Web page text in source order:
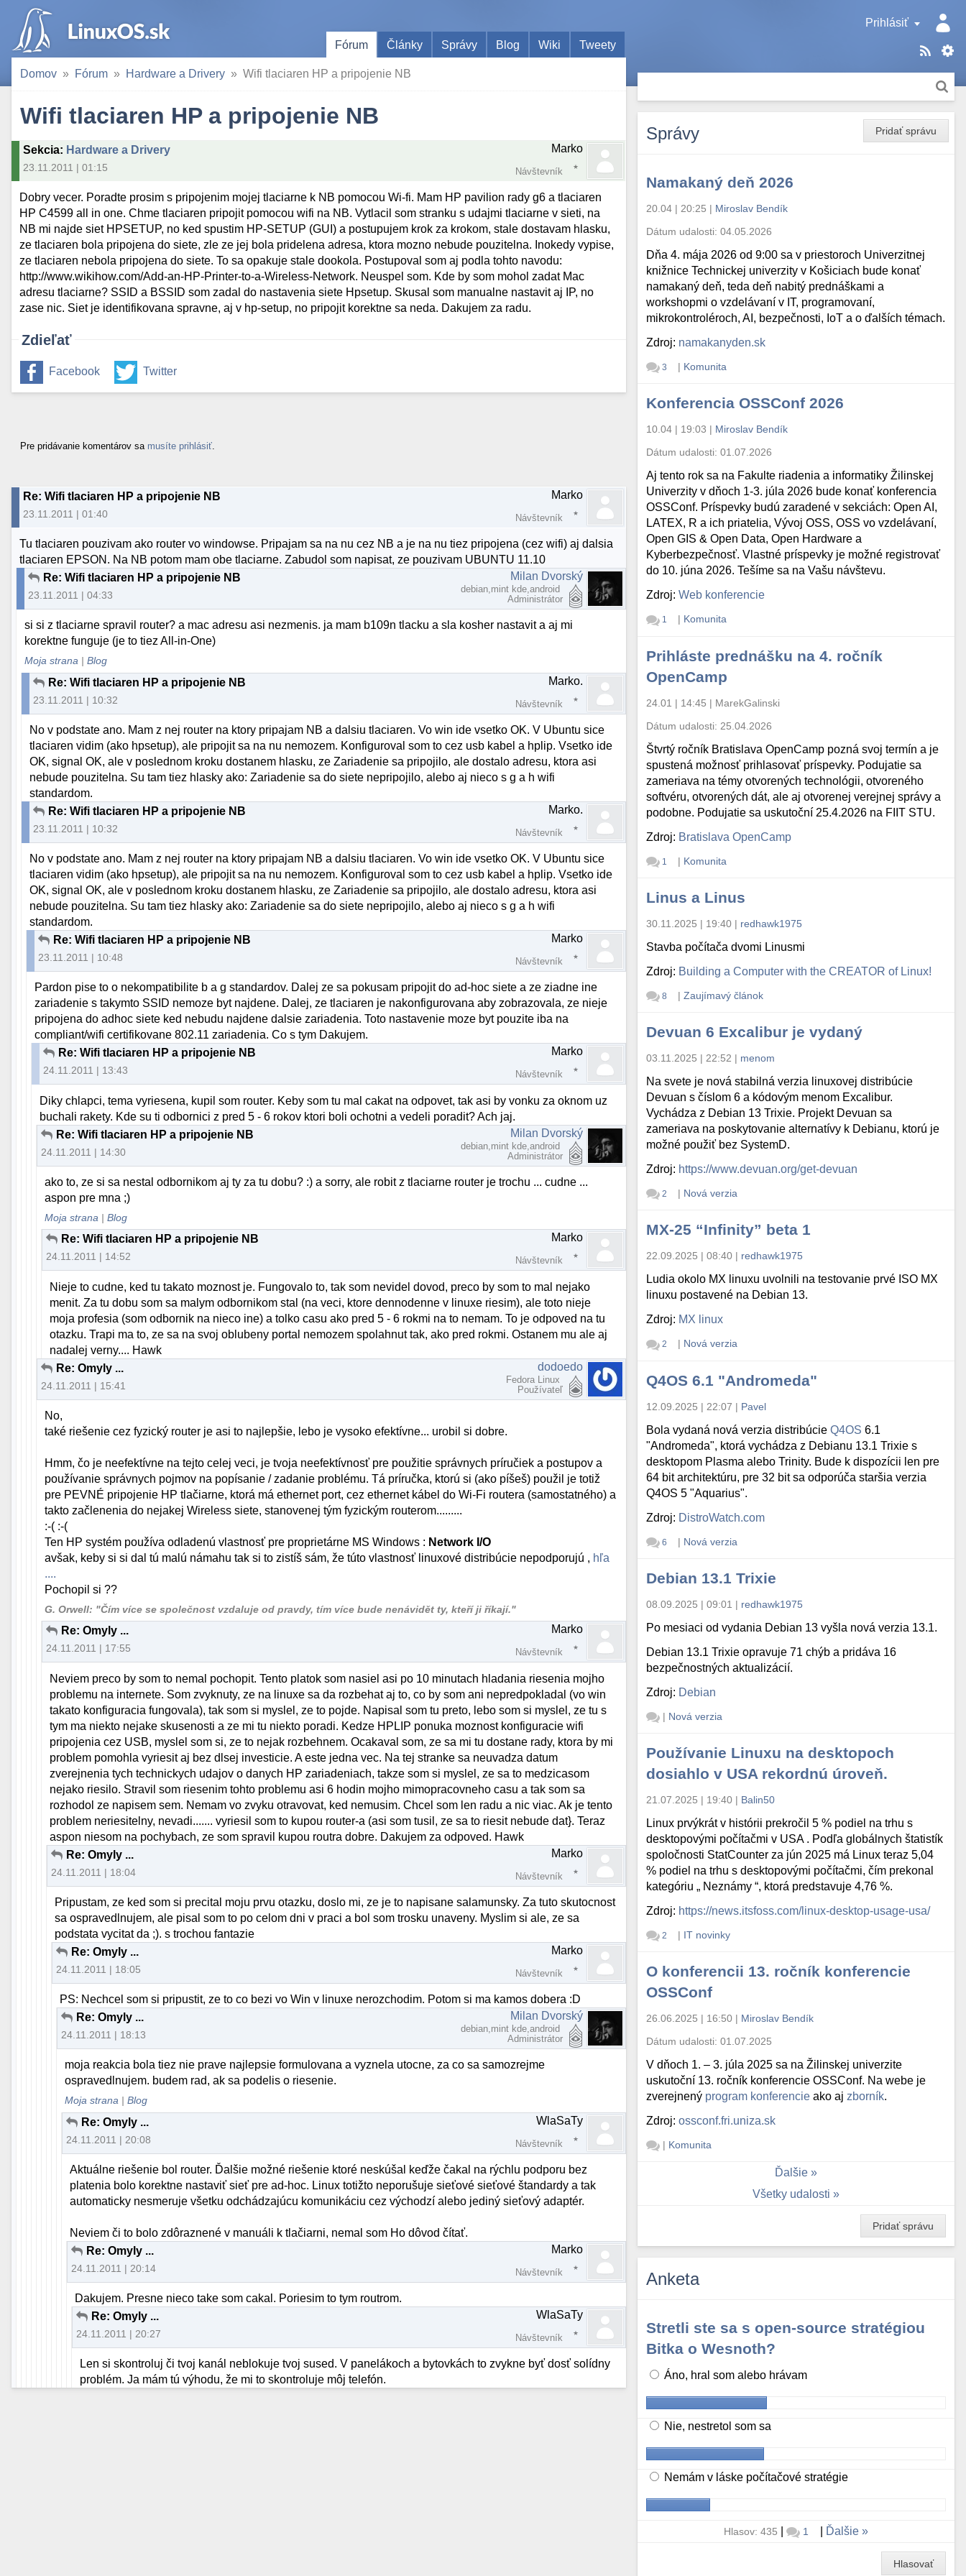
Prihlásiť
Fórum
Články Správy Blog Wiki Tweety
Domov Fórum Hardware a Drivery Wifi tlaciaren HP a pripojenie NB
Wifi tlaciaren HP a pripojenie NB
Sekcia: Hardware a Drivery
23.11.2011 | 01:15
Marko
Návštevník
Dobry vecer. Poradte prosim s pripojenim mojej tlaciarne k NB pomocou Wi-fi. Mam HP pavilion rady g6 a tlaciaren
HP C4599 all in one. Chme tlaciaren pripojit pomocou wifi na NB. Vytlacil som stranku s udajmi tlaciarne v sieti, na
NB mi najde siet HPSETUP, no ked spustim HP-SETUP (GUI) a postupujem krok za krokom, stale dostavam hlasku,
ze tlaciaren bola pripojena do siete, zle ze jej bola pridelena adresa, ktora mozno nebude pouzitelna. Inokedy vypise,
ze tlaciaren nebola pripojena do siete. To sa opakuje stale dookola. Postupoval som aj podla tohto navodu:
http://www.wikihow.com/Add-an-HP-Printer-to-a-Wireless-Network. Neuspel som. Kde by som mohol zadat Mac
adresu tlaciarne? SSID a BSSID som zadal do nastavenia siete Hpsetup. Skusal som manualne nastavit aj IP, no
zase nic. Siet je identifikovana spravne, aj v hp-setup, no pripojit korektne sa neda. Dakujem za radu.
Zdieľať
Facebook Twitter
Pre pridávanie komentárov sa musíte prihlásiť
Re: Wifi tlaciaren HP a pripojenie NB
23.11.2011 | 01:40
Marko
Návštevník
Tu tlaciaren pouzivam ako router vo windowse. Pripajam sa na nu cez NB a je na nu tiez pripojena (cez wifi) aj dalsia
tlaciaren EPSON. Na NB potom mam obe tlaciarne. Zabudol som napisat, ze pouzivam UBUNTU 11.10
Re: Wifi tlaciaren HP a pripojenie NB
23.11.2011 | 04:33
Milan Dvorský
debian,mint kde,android
Administrátor
si si z tlaciarne spravil router? a mac adresu asi nezmenis. ja mam b109n tlacku a sla kosher nastavit a aj mi
korektne funguje (je to tiez All-in-One)
Moja strana |Blog
Re: Wifi tlaciaren HP a pripojenie NB
23.11.2011 | 10:32
Marko.
Návštevník
No v podstate ano. Mam z nej router na ktory pripajam NB a dalsiu tlaciaren. Vo win ide vsetko OK. V Ubuntu sice
tlaciaren vidim (ako hpsetup), ale pripojit sa na nu nemozem. Konfiguroval som to cez usb kabel a hplip. Vsetko ide
OK, signal OK, ale v poslednom kroku dostanem hlasku, ze Zariadenie sa pripojilo, ale dostalo adresu, ktora asi
nebude pouzitelna. Su tam tiez hlasky ako: Zariadenie sa do siete nepripojilo, alebo aj nieco s g a h wifi
standardom.
Re: Wifi tlaciaren HP a pripojenie NB
23.11.2011 | 10:32
Marko.
Návštevník
No v podstate ano. Mam z nej router na ktory pripajam NB a dalsiu tlaciaren. Vo win ide vsetko OK. V Ubuntu sice
tlaciaren vidim (ako hpsetup), ale pripojit sa na nu nemozem. Konfiguroval som to cez usb kabel a hplip. Vsetko ide
OK, signal OK, ale v poslednom kroku dostanem hlasku, ze Zariadenie sa pripojilo, ale dostalo adresu, ktora asi
nebude pouzitelna. Su tam tiez hlasky ako: Zariadenie sa do siete nepripojilo, alebo aj nieco s g a h wifi
standardom.
Re: Wifi tlaciaren HP a pripojenie NB
23.11.2011 | 10:48
Marko
Návštevník
Pardon pise to o nekompatibilite b a g standardov. Dalej ze sa pokusam pripojit do ad-hoc siete a ze ziadne ine
zariadenie s takymto SSID nemoze byt najdene. Dalej, ze tlaciaren je nakonfigurovana aby zobrazovala, ze nieje
pripojena do adhoc siete ked nebudu najdene dalsie zariadenia. Toto nastavenie moze byt pouzite iba na
compliant/wifi certifikovane 802.11 zariadenia. Co s tym Dakujem.
Re: Wifi tlaciaren HP a pripojenie NB
24.11.2011 | 13:43
Marko
Návštevník
Diky chlapci, tema vyriesena, kupil som router. Keby som tu mal cakat na odpovet, tak asi by vonku za oknom uz
buchali rakety. Kde su ti odbornici z pred 5 - 6 rokov ktori boli ochotni a vedeli poradit? Ach jaj.
Re: Wifi tlaciaren HP a pripojenie NB
24.11.2011 | 14:30
Milan Dvorský
debian,mint kde,android
Administrátor
ako to, ze si sa nestal odbornikom aj ty za tu dobu? :) a sorry, ale robit z tlaciarne router je trochu ... cudne ...
aspon pre mna ;)
Moja strana |Blog
Re: Wifi tlaciaren HP a pripojenie NB
24.11.2011 | 14:52
Marko
Návštevník
Nieje to cudne, ked tu takato moznost je. Fungovalo to, tak som nevidel dovod, preco by som to mal nejako
menit. Za tu dobu som sa malym odbornikom stal (na veci, ktore dennodenne v linuxe riesim), ale toto nieje
moja profesia (som odbornik na nieco ine) a tolko casu ako pred 5 - 6 rokmi na to nemam. To je odpoved na tu
otazku. Trapi ma to, ze sa na svoj oblubeny portal nemozem spolahnut tak, ako pred rokmi. Ostanem mu ale aj
nadalej verny.... Hawk
Re: Omyly ...
24.11.2011 | 15:41
dodoedo
Fedora Linux
Používateľ
No,
také riešenie cez fyzický router je asi to najlepšie, lebo je vysoko efektívne... urobil si dobre.
Hmm, čo je neefektívne na tejto celej veci, je tvoja neefektívnosť pre použitie správnych príručiek a postupov a
používanie správnych pojmov na popísanie / zadanie problému. Tá príručka, ktorú si (ako píšeš) použil je totiž
pre PEVNÉ pripojenie HP tlačiarne, ktorá má ethernet port, cez ethernet kábel do Wi-Fi routera (samostatného) a
takto začlenenia do nejakej Wireless siete, stanovenej tým fyzickým routerom.........
:-( :-(
Ten HP systém používa odladenú vlastnosť pre proprietárne MS Windows : Network I/O
avšak, keby si si dal tú malú námahu tak si to zistíš sám, že túto vlastnosť linuxové distribúcie nepodporujú , hľa
....
Pochopil si ??
G. Orwell: "Čím více se společnost vzdaluje od pravdy, tím více bude nenávidět ty, kteří ji říkají."
Re: Omyly ...
24.11.2011 | 17:55
Marko
Návštevník
Neviem preco by som to nemal pochopit. Tento platok som nasiel asi po 10 minutach hladania riesenia mojho
problemu na internete. Som zvyknuty, ze na linuxe sa da rozbehat aj to, co by som ani nepredpokladal (vo win
takato konfiguracia fungovala), tak som si myslel, ze to pojde. Napisal som tu preto, lebo som si myslel, ze tu s
tym ma niekto nejake skusenosti a ze mi tu niekto poradi. Kedze HPLIP ponuka moznost konfiguracie wifi
pripojenia cez USB, myslel som si, ze to nejak rozbehnem. Ocakaval som, ze sa mi tu dostane rady, ktora by mi
problem pomohla vyriesit aj bez dlsej investicie. A este jedna vec. Na tej stranke sa neuvadza datum
zverejnenia tych technickych udajov o danych HP zariadeniach, takze som si myslel, ze sa to medzicasom
nejako riesilo. Stravil som riesenim tohto problemu asi 6 hodin mojho mimopracovneho casu a tak som sa
rozhodol ze napisem sem. Nemam vo zvyku otravovat, ked nemusim. Chcel som len radu a nic viac. Ak je tento
problem neriesitelny, nevadi....... vyriesil som to kupou router-a (asi som tusil, ze sa to riesit nebude dat}. Teraz
aspon niesom na pochybach, ze som spravil kupou routra dobre. Dakujem za odpoved. Hawk
Re: Omyly ...
24.11.2011 | 18:04
Marko
Návštevník
Pripustam, ze ked som si precital moju prvu otazku, doslo mi, ze je to napisane salamunsky. Za tuto skutocnost
sa ospravedlnujem, ale pisal som to po celom dni v praci a bol som trosku unaveny. Myslim si ale, ze sa
podstata vycitat da ;). s trochou fantazie
Re: Omyly ...
24.11.2011 | 18:05
Marko
Návštevník
PS: Nechcel som si pripustit, ze to co bezi vo Win v linuxe nerozchodim. Potom si ma kamos dobera :D
Re: Omyly ...
24.11.2011 | 18:13
Milan Dvorský
debian,mint kde,android
Administrátor
moja reakcia bola tiez nie prave najlepsie formulovana a vyznela utocne, za co sa samozrejme
ospravedlnujem. budem rad, ak sa podelis o riesenie.
Moja strana |Blog
Re: Omyly ...
24.11.2011 | 20:08
WlaSaTy
Návštevník
Aktuálne riešenie bol router. Ďalšie možné riešenie ktoré neskúšal keďže čakal na rýchlu podporu bez
platenia bolo korektne nastaviť sieť pre ad-hoc. Linux totižto neporušuje sieťové sieťové štandardy a tak
automaticky nesmeruje všetku odchádzajúcu komunikáciu cez východzí alebo jediný sieťový adaptér.
Neviem či to bolo zdôraznené v manuáli k tlačiarni, nemal som Ho dôvod čítať.
Re: Omyly ...
24.11.2011 | 20:14
Marko
Návštevník
Dakujem. Presne nieco take som cakal. Poriesim to tym routrom.
Re: Omyly ...
24.11.2011 | 20:27
WlaSaTy
Návštevník
Len si skontroluj či tvoj kanál neblokuje tvoj sused. V panelákoch a bytovkách to zvykne byť dosť solídny
problém. Ja mám tú výhodu, že mi to skontroluje môj telefón.
Pridať správu
Správy
Namakaný deň 2026
20.04 | 20:25 | Miroslav Bendík
Dátum udalosti:04.05.2026
Dňa 4. mája 2026 od 9:00 sa v priestoroch Univerzitnej
knižnice Technickej univerzity v Košiciach bude konať
namakaný deň, teda deň nabitý prednáškami a
workshopmi o vzdelávaní v IT, programovaní,
mikrokontroléroch, AI, bezpečnosti, IoT a o ďalších témach.
Zdroj: namakanyden.sk
3 | Komunita
Konferencia OSSConf 2026
10.04 | 19:03 | Miroslav Bendík
Dátum udalosti:01.07.2026
Aj tento rok sa na Fakulte riadenia a informatiky Žilinskej
Univerzity v dňoch 1-3. júla 2026 bude konať konferencia
OSSConf. Príspevky budú zaradené v sekciách: Open AI,
LATEX, R a ich priatelia, Vývoj OSS, OSS vo vzdelávaní,
Open GIS & Open Data, Open Hardware a
Kyberbezpečnosť. Vlastné príspevky je možné registrovať
do 10. júna 2026. Tešíme sa na Vašu návštevu.
Zdroj:Web konferencie
1 | Komunita
Prihláste prednášku na 4. ročník
OpenCamp
24.01 | 14:45 | MarekGalinski
Dátum udalosti: 25.04.2026
Štvrtý ročník Bratislava OpenCamp pozná svoj termín a je
spustená možnosť prihlasovať príspevky. Podujatie sa
zameriava na témy otvorených technológii, otvoreného
softvéru, otvorených dát, ale aj otvorenej verejnej správy a
podobne. Podujatie sa uskutoční 25.4.2026 na FIIT STU.
Zdroj: Bratislava OpenCamp
1 | Komunita
Linus a Linus
30.11.2025 | 19:40 | redhawk1975
Stavba počítača dvomi Linusmi
Zdroj: Building a Computer with the CREATOR of Linux!
8 | Zaujímavý článok
Devuan 6 Excalibur je vydaný
03.11.2025 | 22:52 | menom
Na svete je nová stabilná verzia linuxovej distribúcie
Devuan s číslom 6 a kódovým menom Excalibur.
Vychádza z Debian 13 Trixie. Projekt Devuan sa
zameriava na poskytovanie alternatívy k Debianu, ktorú je
možné použiť bez SystemD.
Zdroj: https://www.devuan.org/get-devuan
2 | Nová verzia
MX-25 “Infinity” beta 1
22.09.2025 | 08:40 | redhawk1975
Ludia okolo MX linuxu uvolnili na testovanie prvé ISO MX
linuxu postavené na Debian 13.
Zdroj: MX linux
2 | Nová verzia
Q4OS 6.1 "Andromeda"
12.09.2025 | 22:07 | Pavel
Bola vydaná nová verzia distribúcieQ4OS 6.1
"Andromeda", ktorá vychádza z Debianu 13.1 Trixie s
desktopom Plasma alebo Trinity. Bude k dispozícii len pre
64 bit architektúru, pre 32 bit sa odporúča staršia verzia
Q4OS 5 "Aquarius".
Zdroj: DistroWatch.com
6 | Nová verzia
Debian 13.1 Trixie
08.09.2025 | 09:01 | redhawk1975
Po mesiaci od vydania Debian 13 vyšla nová verzia 13.1.
Debian 13.1 Trixie opravuje 71 chýb a pridáva 16
bezpečnostných aktualizácií.
Zdroj: Debian
| Nová verzia
Používanie Linuxu na desktopoch
dosiahlo v USA rekordnú úroveň.
21.07.2025 | 19:40 | Balin50
Linux prvýkrát v histórii prekročil 5 % podiel na trhu s
desktopovými počítačmi v USA . Podľa globálnych štatistík
spoločnosti StatCounter za jún 2025 má Linux teraz 5,04
% podiel na trhu s desktopovými počítačmi, čím prekonal
kategóriu „ Neznámy “, ktorá predstavuje 4,76 %.
Zdroj: https://news.itsfoss.com/linux-desktop-usage-usa/
2 | IT novinky
O konferencii 13. ročník konferencie
OSSConf
26.06.2025 | 16:50 | Miroslav Bendík
Dátum udalosti:01.07.2025
V dňoch 1. – 3. júla 2025 sa na Žilinskej univerzite
uskutoční 13. ročník konferencie OSSConf. Na webe je
zverejnený program konferencie ako aj zborník.
Zdroj:ossconf.fri.uniza.sk
| Komunita
Ďalšie
Všetky udalosti
Pridať správu
Anketa
Stretli ste sa s open-source stratégiou
Bitka o Wesnoth?
Áno, hral som alebo hrávam
Nie, nestretol som sa
Nemám v láske počítačové stratégie
Hlasov: 435 | 1 Ďalšie
Hlasovať